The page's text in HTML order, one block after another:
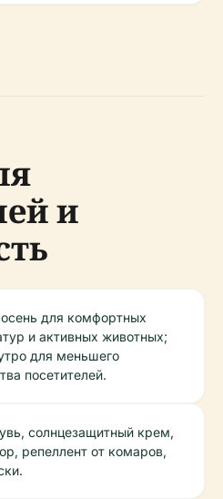
и
для комфортных
и активных животных;
для меньшего
посетителей.
солнцезащитный крем,
репеллент от комаров,